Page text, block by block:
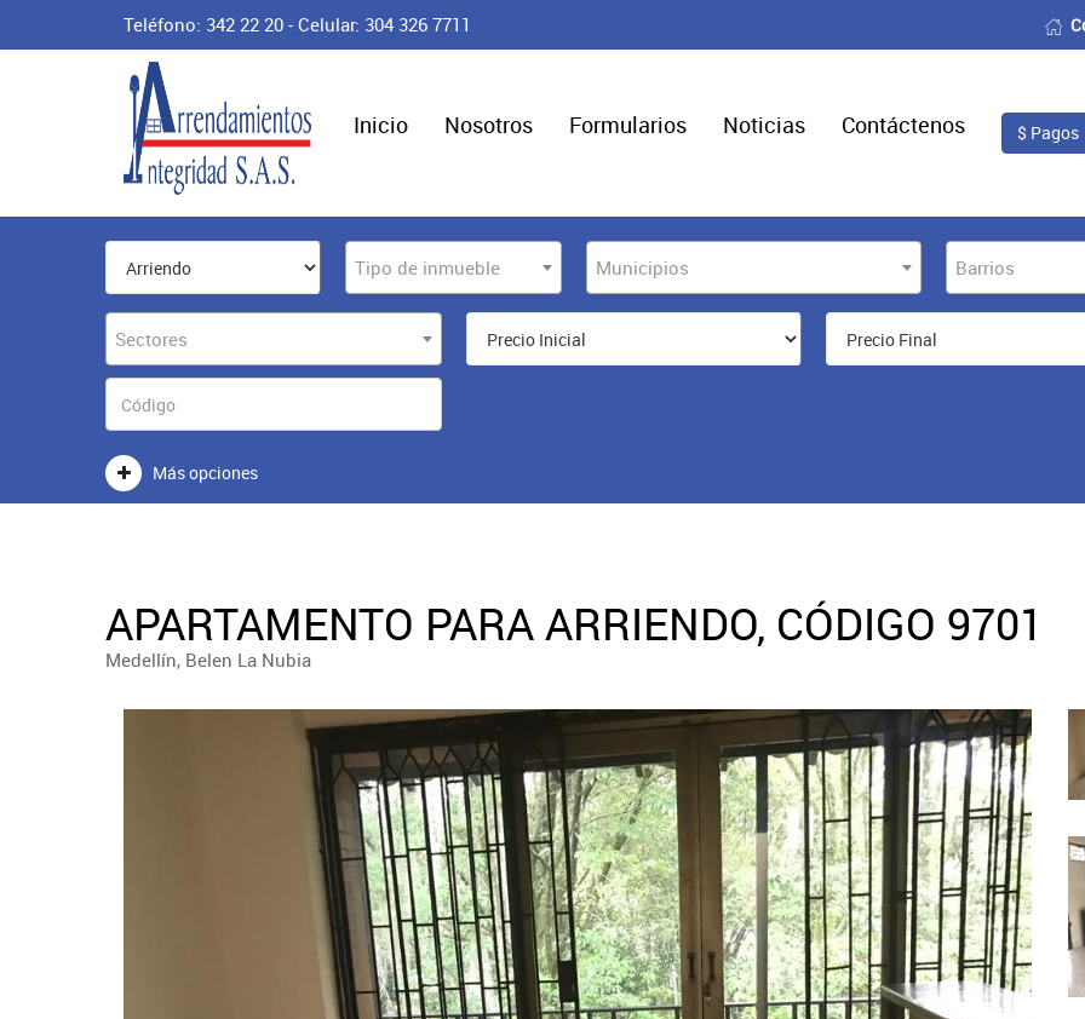
Teléfono: 342 22 20 - Celular: 304 326 7711
Inicio Nosotros Formularios Noticias Contáctenos $ Pagos
Tipo de inmueble Municipios Barrios
Sectores
Más opciones
APARTAMENTO PARA ARRIENDO, CÓDIGO 9701
Medellín, Belen La Nubia